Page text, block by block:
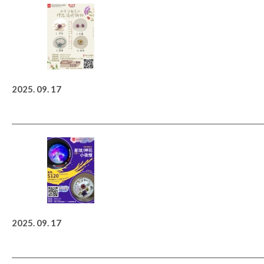
2025. 09. 17
2025. 09. 17